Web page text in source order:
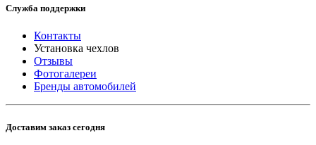
Служба поддержки
Контакты
Установка чехлов
Отзывы
Фотогалереи
Бренды автомобилей
Доставим заказ сегодня